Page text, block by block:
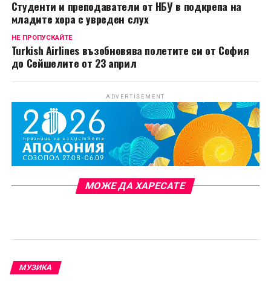
Студенти и преподаватели от НБУ в подкрепа на
младите хора с увреден слух
НЕ ПРОПУСКАЙТЕ
Turkish Airlines възобновява полетите си от София
до Сейшелите от 23 април
ADVERTISEMENT
МОЖЕ ДА ХАРЕСАТЕ
МУЗИКА